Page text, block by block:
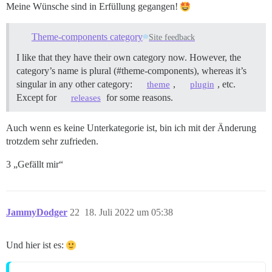
Meine Wünsche sind in Erfüllung gegangen!
Theme-components category Site feedback
I like that they have their own category now. However, the
category’s name is plural (#theme-components), whereas it’s
singular in any other category:
theme , plugin , etc.
Except for
releases for some reasons.
Auch wenn es keine Unterkategorie ist, bin ich mit der Änderung
trotzdem sehr zufrieden.
3 „Gefällt mir“
JammyDodger 18. Juli 2022 um 05:38
22
Und hier ist es: